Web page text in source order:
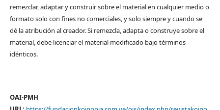
remezclar, adaptar y construir sobre el material en cualquier medio o
formato solo con fines no comerciales, y solo siempre y cuando se
dé la atribución al creador. Si remezcla, adapta o construye sobre el
material, debe licenciar el material modificado bajo términos
idénticos.
OAI-PMH